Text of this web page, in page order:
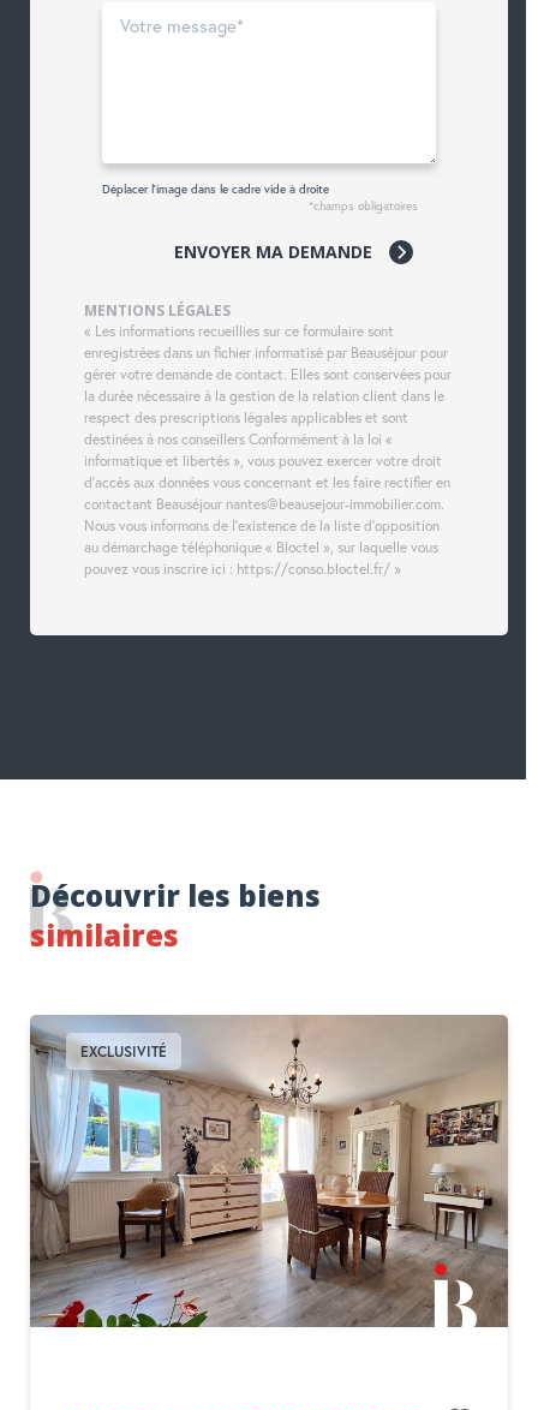
Déplacer l'image dans le cadre vide à droite
*champs obligatoires
ENVOYER MA DEMANDE
MENTIONS LÉGALES
« Les informations recueillies sur ce formulaire sont
enregistrées dans un fichier informatisé par Beauséjour pour
gérer votre demande de contact. Elles sont conservées pour
la durée nécessaire à la gestion de la relation client dans le
respect des prescriptions légales applicables et sont
destinées à nos conseillers Conformément à la loi «
informatique et libertés », vous pouvez exercer votre droit
d'accès aux données vous concernant et les faire rectifier en
contactant Beauséjour nantes@beausejour-immobilier.com.
Nous vous informons de l'existence de la liste d'opposition
au démarchage téléphonique « Bloctel », sur laquelle vous
pouvez vous inscrire ici : https://conso.bloctel.fr/ »
Découvrir les biens
similaires
EXCLUSIVITÉ